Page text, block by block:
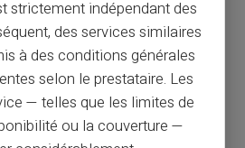
numerosas ocasiões:
decidam oferecer um
ainda quando a família ou os
encontrem-se longe uns dos
participar facilmente ao
strictement indépendant des
des services similaires
à des conditions générales
selon le prestataire. Les
— telles que les limites de
ou la couverture —